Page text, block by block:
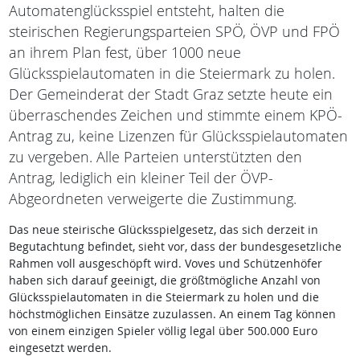
Automatenglücksspiel entsteht, halten die
steirischen Regierungsparteien SPÖ, ÖVP und FPÖ
an ihrem Plan fest, über 1000 neue
Glücksspielautomaten in die Steiermark zu holen.
Der Gemeinderat der Stadt Graz setzte heute ein
überraschendes Zeichen und stimmte einem KPÖ-
Antrag zu, keine Lizenzen für Glücksspielautomaten
zu vergeben. Alle Parteien unterstützten den
Antrag, lediglich ein kleiner Teil der ÖVP-
Abgeordneten verweigerte die Zustimmung.
Das neue steirische Glücksspielgesetz, das sich derzeit in
Begutachtung befindet, sieht vor, dass der bundesgesetzliche
Rahmen voll ausgeschöpft wird. Voves und Schützenhöfer
haben sich darauf geeinigt, die größtmögliche Anzahl von
Glücksspielautomaten in die Steiermark zu holen und die
höchstmöglichen Einsätze zuzulassen. An einem Tag können
von einem einzigen Spieler völlig legal über 500.000 Euro
eingesetzt werden.